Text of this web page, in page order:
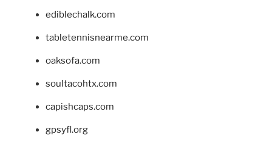
ediblechalk.com
tabletennisnearme.com
oaksofa.com
soultacohtx.com
capishcaps.com
gpsyfl.org